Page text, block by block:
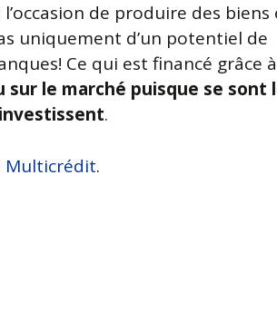
de produire des biens
uniquement d’un potentiel de
Ce qui est financé grâce à
sur le marché puisque se sont
.
Multicrédit.